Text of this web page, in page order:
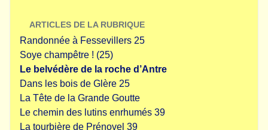
ARTICLES DE LA RUBRIQUE
Randonnée à Fessevillers 25
Soye champêtre ! (25)
Le belvédère de la roche d’Antre
Dans les bois de Glère 25
La Tête de la Grande Goutte
Le chemin des lutins enrhumés 39
La tourbière de Prénovel 39